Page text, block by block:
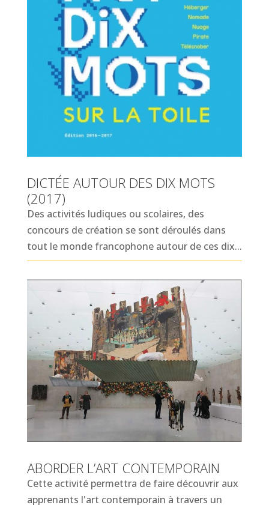
DICTÉE AUTOUR DES DIX MOTS
(2017)
Des activités ludiques ou scolaires, des
concours de création se sont déroulés dans
tout le monde francophone autour de ces dix...
ABORDER L’ART CONTEMPORAIN
Cette activité permettra de faire découvrir aux
apprenants l'art contemporain à travers un